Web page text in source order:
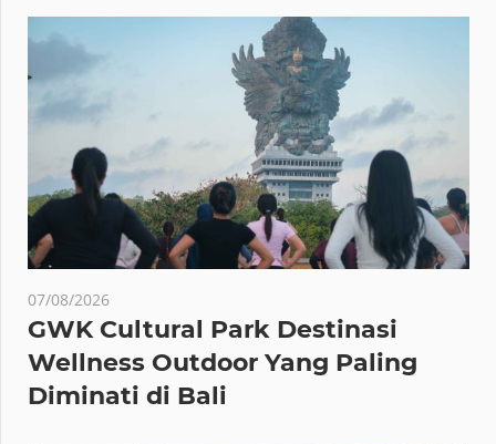
07/08/2026
GWK Cultural Park Destinasi
Wellness Outdoor Yang Paling
Diminati di Bali